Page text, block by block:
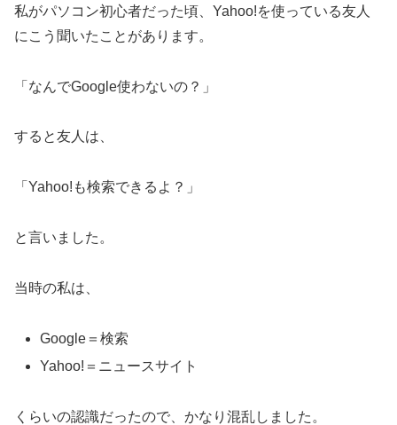
私がパソコン初心者だった頃、Yahoo!を使っている友人
にこう聞いたことがあります。
「なんでGoogle使わないの？」
すると友人は、
「Yahoo!も検索できるよ？」
と言いました。
当時の私は、
Google＝検索
Yahoo!＝ニュースサイト
くらいの認識だったので、かなり混乱しました。